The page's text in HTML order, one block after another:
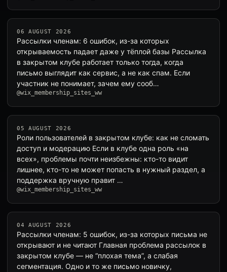
06 AUGUST 2026
Рассылки членам: 6 ошибок, из-за которых
открываемость падает даже у тёплой базы Рассылка
в закрытом клубе работает только тогда, когда
письмо выглядит как сервис, а не как спам. Если
участник не понимает, зачем ему сооб…
@wix_membership_sites_ww
05 AUGUST 2026
Роли пользователей в закрытом клубе: как не сломать
доступ и модерацию Если в клубе одна роль «на
всех», проблемы почти неизбежны: кто-то видит
лишнее, кто-то не может попасть в нужный раздел, а
поддержка вручную правит …
@wix_membership_sites_ww
04 AUGUST 2026
Рассылки членам: 5 ошибок, из-за которых письма не
открывают и не читают Главная проблема рассылок в
закрытом клубе — не “плохая тема”, а слабая
сегментация. Одно и то же письмо новичку,